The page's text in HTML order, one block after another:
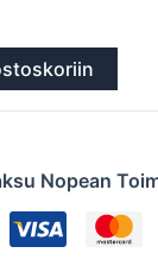
Nopean